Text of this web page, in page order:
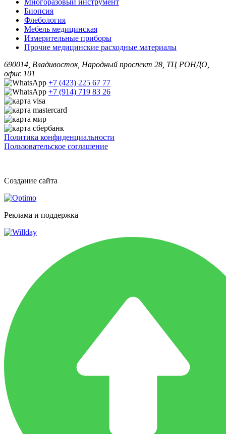
Многоразовый инструмент
Биопсия
Флебология
Мебель медицинская
Измерительные приборы
Прочие медицинские расходные материалы
690014, Владивосток, Народный проспект 28, ТЦ РОНДО,
офис 101
+7 (423) 225 67 77
+7 (914) 719 83 26
Политика конфиденциальности
Пользовательское соглашение
Создание сайта
Реклама и поддержка